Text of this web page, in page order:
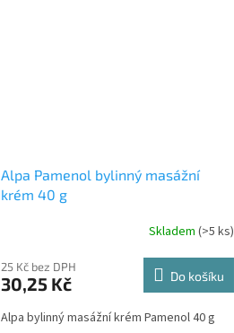
Alpa Pamenol bylinný masážní
krém 40 g
Skladem (>5 ks)
25 Kč bez DPH
30,25 Kč Do košíku
Alpa bylinný masážní krém Pamenol 40 g